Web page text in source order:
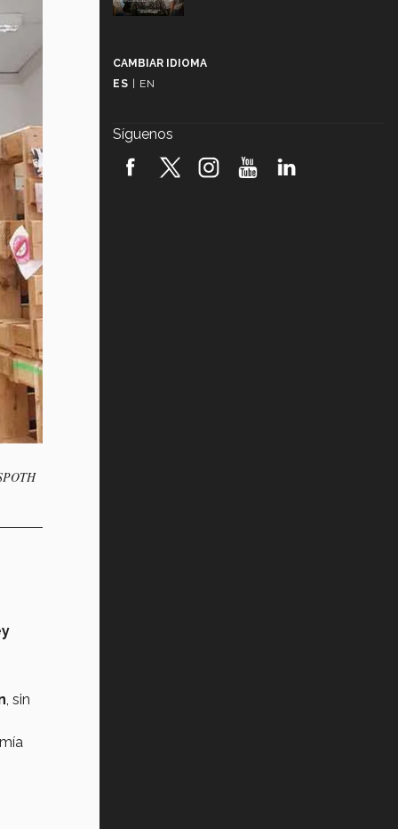
, sin
robótica FIRST 2026! (video)
CAMBIAR IDIOMA
ES | EN
Síguenos